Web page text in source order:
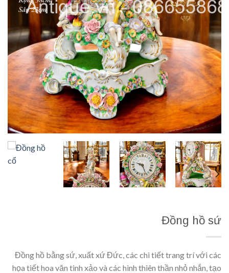
Đồng hồ sứ
Đồng hồ bằng sứ, xuất xứ Đức, các chi tiết trang trí với các
họa tiết hoa văn tinh xảo và các hình thiên thần nhỏ nhắn, tạo